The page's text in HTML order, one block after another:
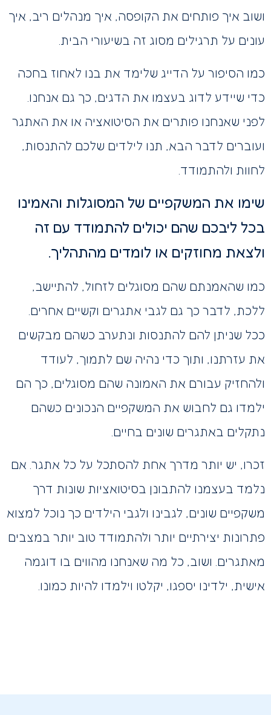
ושוב איך פותחים את הקופסה, איך מנהלים ריב, איך
עונים על תרגילים מסוג זה בשיעורי הבית.
כמו הסיפור על הדייג שלימד את בנו לאחוז בחכה
כדי שיידע לדוג בעצמו את הדגים, כך גם אנחנו.
לפני שאנחנו פותרים את הסיטואציה או את האתגר
ועוברים לדבר הבא, תנו לילדים שלכם להתנסות,
לחוות ולהתמודד.
שימו את המשקפיים של המסוגלות והאמינו
בכל ליבכם שהם יכולים להתמודד עם זה
ולצאת מחוזקים או לומדים מהתהליך.
כמו שהאמנתם שהם מסוגלים לזחול, להתיישב,
ללכת, לדבר כך גם לגבי אתגרים וקשיים אחרים.
ככל שניתן להם להתנסות ונתערב כשהם מבקשים
את עזרתנו, ותוך כדי נהיה שם לתמוך, לעודד
ולהחזיק עבורם את האמונה שהם מסוגלים, כך הם
ילמדו גם לחבוש את המשקפיים הנכונים כשהם
נתקלים באתגרים שונים בחיים.
זכרו, יש יותר מדרך אחת להסתכל על כל אתגר. אם
נלמד בעצמנו להתבונן בסיטואציות שונות דרך
משקפיים שונים, לגבינו ולגבי הילדים כך נוכל למצוא
פתרונות יצירתיים יותר ולהתמודד טוב יותר במצבים
מאתגרים. ושוב, כל מה שאנחנו מהווים בו דוגמה
אישית, ילדינו יספגו, יקלטו וילמדו להיות כמונו.